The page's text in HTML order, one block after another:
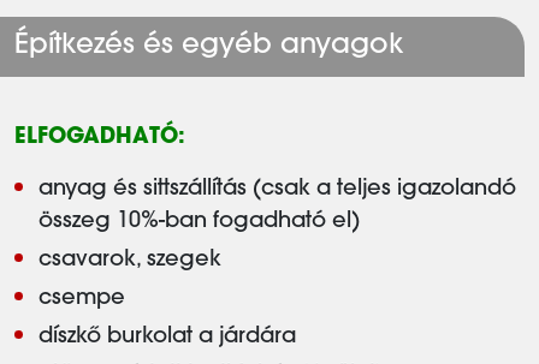
Építkezés és egyéb anyagok
ELFOGADHATÓ:
anyag és sittszállítás (csak a teljes igazolandó
összeg 10%-ban fogadható el)
csavarok, szegek
csempe
díszkő burkolat a járdára